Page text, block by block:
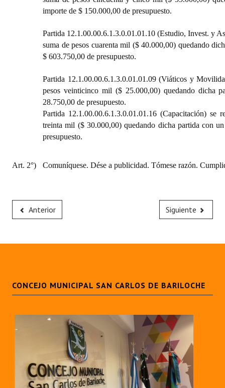
Huéspedes de Honor - Registro
Antiguos Pobladores - Registro
Reconocimientos - Registro
Entrega de distinciones
REFORMA DE LA CARTA ORGÁNICA
importe de $ 150.000,00 de presupuesto.
Partida 12.1.00.00.6.1.3.0.01.01.10 (Estudio, Invest. y
suma de pesos cuarenta mil ($ 40.000,00) quedando
$ 603.750,00 de presupuesto.
Partida 12.1.00.00.6.1.3.0.01.01.09 (Viáticos y
pesos veinticinco mil ($ 25.000,00) quedando dicha
28.750,00 de presupuesto.
Partida 12.1.00.00.6.1.3.0.01.01.16 (Capacitación) se
treinta mil ($ 30.000,00) quedando dicha partida con
presupuesto.
Art. 2°) Comuníquese. Dése a publicidad. Tómese razón.
Anterior Siguiente
CONCEJO MUNICIPAL SAN CARLOS DE BARILOCHE